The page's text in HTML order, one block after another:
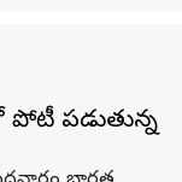
పడుతున్న